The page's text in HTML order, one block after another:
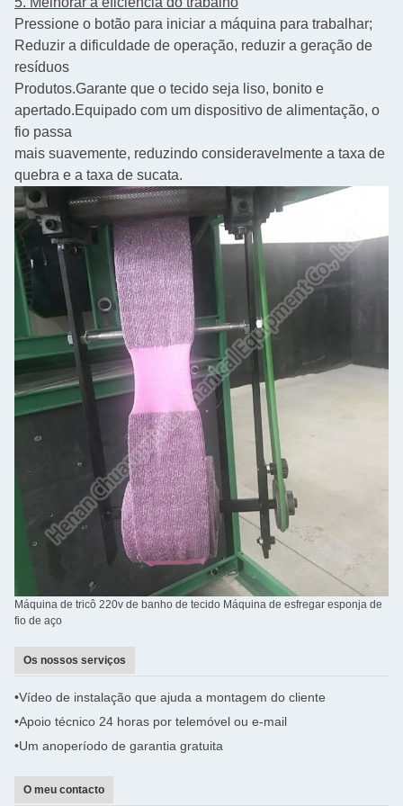
Pressione o botão para iniciar a máquina para trabalhar;
Reduzir a dificuldade de operação, reduzir a geração de
resíduos
Produtos.Garante que o tecido seja liso, bonito e
apertado.Equipado com um dispositivo de alimentação, o
fio passa
mais suavemente, reduzindo consideravelmente a taxa de
quebra e a taxa de sucata.
Máquina de tricô 220v de banho de tecido Máquina de esfregar esponja de
fio de aço
Os nossos serviços
•Vídeo de instalação que ajuda a montagem do cliente
•Apoio técnico 24 horas por telemóvel ou e-mail
•Um anoperíodo de garantia gratuita
O meu contacto